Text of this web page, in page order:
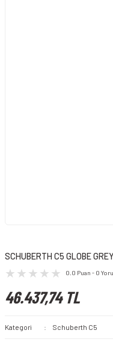
SCHUBERTH C5 GLOBE
0.0 Puan - 0
46.437,74 TL
Kategori Schuberth C5